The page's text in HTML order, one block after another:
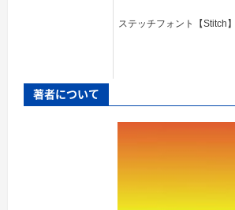
ステッチフォント【Stitch】
著者について